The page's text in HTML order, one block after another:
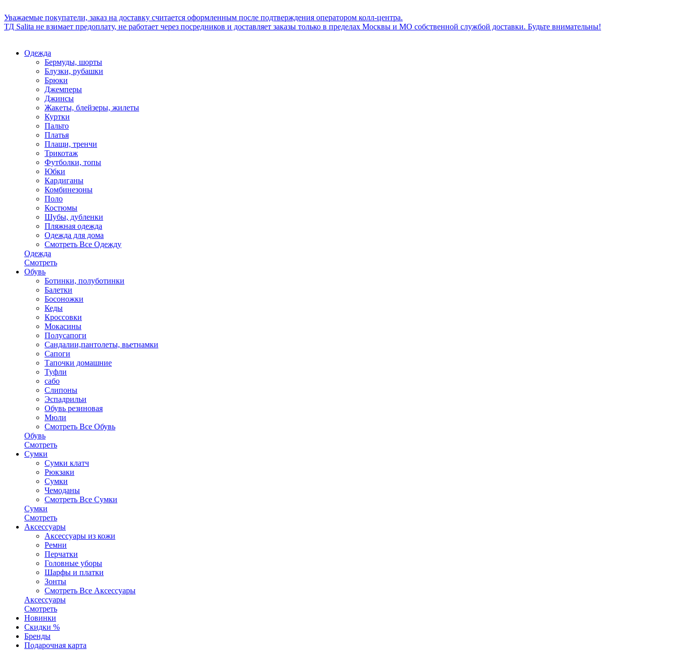
Уважаемые покупатели, заказ на доставку считается оформленным после подтверждения оператором колл-центра.
ТД Salita не взимает предоплату, не работает через посредников и доставляет заказы только в пределах Москвы и МО собственной службой доставки. Будьте внимательны!
Одежда
Бермуды, шорты
Блузки, рубашки
Брюки
Джемперы
Джинсы
Жакеты, блейзеры, жилеты
Куртки
Пальто
Платья
Плащи, тренчи
Трикотаж
Футболки, топы
Юбки
Кардиганы
Комбинезоны
Поло
Костюмы
Шубы, дубленки
Пляжная одежда
Одежда для дома
Смотреть Все Одежду
Одежда
Смотреть
Обувь
Ботинки, полуботинки
Балетки
Босоножки
Кеды
Кроссовки
Мокасины
Полусапоги
Сандалии,пантолеты, вьетнамки
Сапоги
Тапочки домашние
Туфли
сабо
Слипоны
Эспадрильи
Обувь резиновая
Мюли
Смотреть Все Обувь
Обувь
Смотреть
Сумки
Сумки клатч
Рюкзаки
Сумки
Чемоданы
Смотреть Все Сумки
Сумки
Смотреть
Аксессуары
Аксессуары из кожи
Ремни
Перчатки
Головные уборы
Шарфы и платки
Зонты
Смотреть Все Аксессуары
Аксессуары
Смотреть
Новинки
Скидки %
Бренды
Подарочная карта